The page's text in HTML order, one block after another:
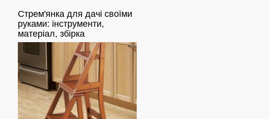
Стрем'янка для дачі своїми
руками: інструменти,
матеріал, збірка